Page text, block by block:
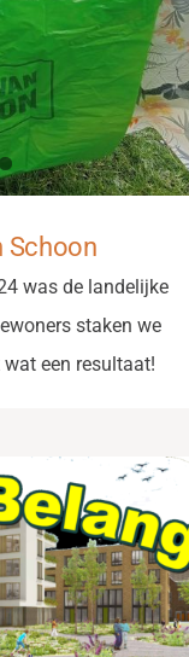
Schoon
was de landelijke
staken we
een resultaat!